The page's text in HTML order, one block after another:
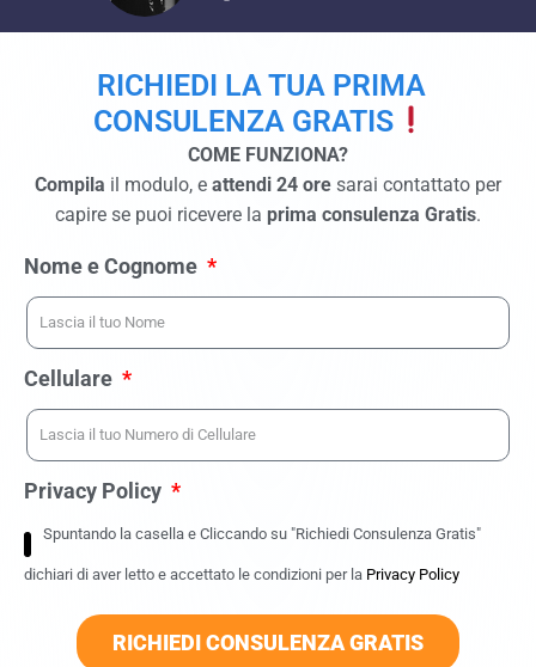
RICHIEDI LA TUA PRIMA
CONSULENZA GRATIS
COME FUNZIONA?
Compila il modulo, e attendi 24 ore sarai contattato per
capire se puoi ricevere la prima consulenza Gratis.
Nome e Cognome
Cellulare
Privacy Policy
Spuntando la casella e Cliccando su "Richiedi Consulenza Gratis"
dichiari di aver letto e accettato le condizioni per la Privacy Policy
RICHIEDI CONSULENZA GRATIS